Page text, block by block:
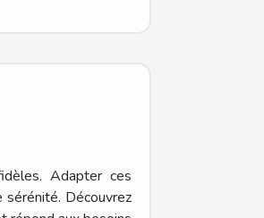
Adapter ces
Découvrez